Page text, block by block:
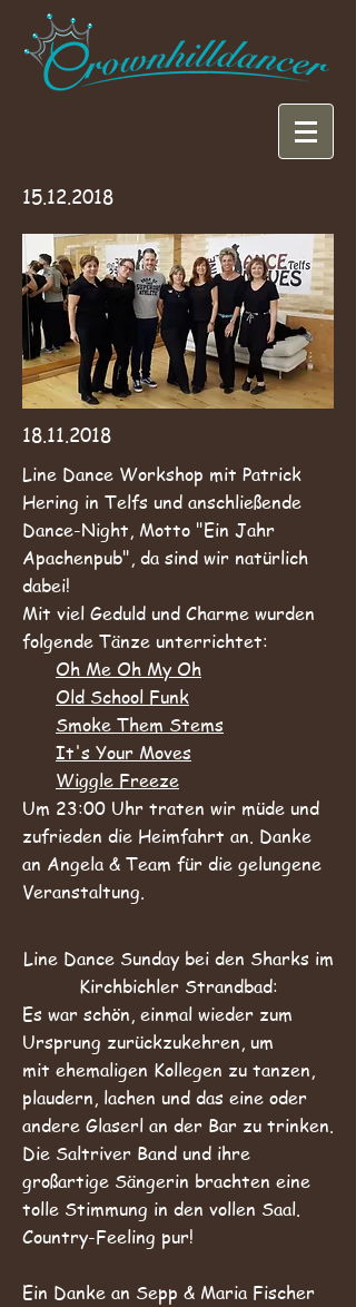
15.12.2018
18.11.2018
Line Dance Workshop mit Patrick
Hering in Telfs und anschließende
Dance-Night, Motto "Ein Jahr
Apachenpub", da sind wir natürlich
dabei!
Mit viel Geduld und Charme wurden
folgende Tänze unterrichtet:
Oh Me Oh My Oh
Old School Funk
Smoke Them Stems
It's Your Moves
Wiggle Freeze
Um 23:00 Uhr traten wir müde und
zufrieden die Heimfahrt an. Danke
an Angela & Team für die gelungene
Veranstaltung.
Line Dance Sunday bei den Sharks im
Kirchbichler Strandbad:
Es war schön, einmal wieder zum
Ursprung zurückzukehren, um
mit ehemaligen Kollegen zu tanzen,
plaudern, lachen und das eine oder
andere Glaserl an der Bar zu trinken.
Die Saltriver Band und ihre
großartige Sängerin brachten eine
tolle Stimmung in den vollen Saal.
Country-Feeling pur!
Ein Danke an Sepp & Maria Fischer